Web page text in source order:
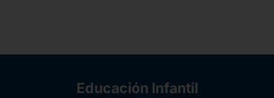
Educación Infantil